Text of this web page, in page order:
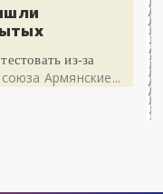
из-за
Армянские...